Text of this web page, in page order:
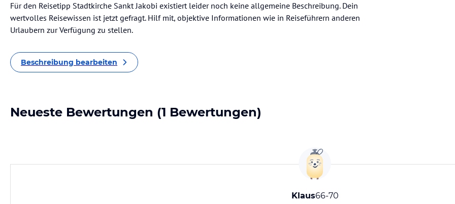
Für den Reisetipp Stadtkirche Sankt Jakobi existiert leider noch keine allgemeine Beschreibung. Dein
wertvolles Reisewissen ist jetzt gefragt. Hilf mit, objektive Informationen wie in Reiseführern anderen
Urlaubern zur Verfügung zu stellen.
Beschreibung bearbeiten
Neueste Bewertungen (1 Bewertungen)
Klaus66-70